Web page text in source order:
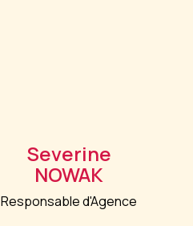
Severine
NOWAK
Responsable d'Agence